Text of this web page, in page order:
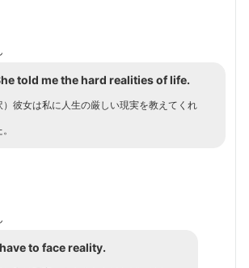
told me the hard realities of life.
）彼女は私に人生の厳しい現実を教えてくれ
to face reality.